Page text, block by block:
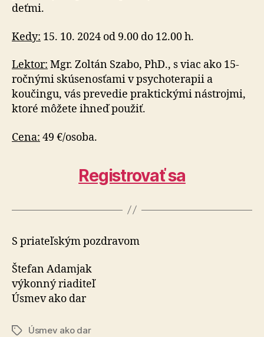
deťmi.
Kedy: 15. 10. 2024 od 9.00 do 12.00 h.
Lektor: Mgr. Zoltán Szabo, PhD., s viac ako 15-
ročnými skú­se­nos­ťa­mi v psycho­te­rapii a
koučingu, vás prevedie praktickými nástrojmi,
ktoré môžete ihneď použiť.
Cena: 49 €/osoba.
Registrovať sa
S priateľským pozdravom
Štefan Adamjak
výkonný riaditeľ
Úsmev ako dar
ZnačkyÚsmev ako dar